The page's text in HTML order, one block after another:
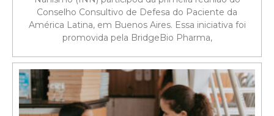
Conselho Consultivo de Defesa do Paciente da
América Latina, em Buenos Aires. Essa iniciativa foi
promovida pela BridgeBio Pharma,